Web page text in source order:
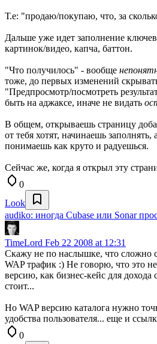
Т.е: "продаю/покупаю, что, за
Дальше уже идет заполнение
картинок/видео, капча, баттон.
"Что получилось" - вообще
тоже, до первых изменений
"Предпросмотр/посмотреть
быть на аджаксе, иначе не видать
В общем, открываешь страницу
от тебя хотят, начинаешь заполнять,
понимаешь как круто и радуешься.
Сейчас же, когда я открыл эту
0
Look
audiko: иногда Cubase или Sonar
TimeLord Feb 22 2008 at 12:31
Скажу не по наслышке, что сложно
WAP трафик :) Не говорю, что это
версию, как бизнес-кейс для дохода
стоит...
Но WAP версию каталога нужно
удобства пользователя... еще и
0